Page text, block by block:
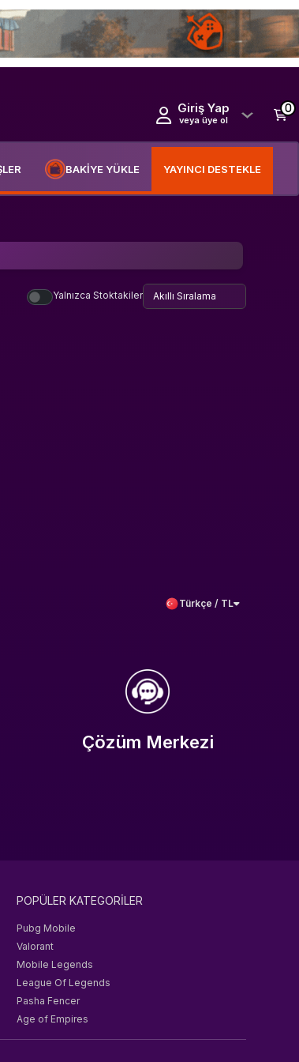
Giriş Yap
veya üye ol
0
BAKİYE YÜKLE YAYINCI DESTEKLE
Yalnızca Stoktakiler
Türkçe / TL
Çözüm Merkezi
POPÜLER KATEGORİLER
Pubg Mobile
Valorant
Mobile Legends
League Of Legends
Pasha Fencer
Age of Empires